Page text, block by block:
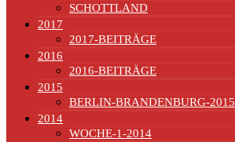
SCHOTTLAND
2017
2017-BEITRÄGE
2016
2016-BEITRÄGE
2015
BERLIN-BRANDENBURG-2015
2014
WOCHE-1-2014